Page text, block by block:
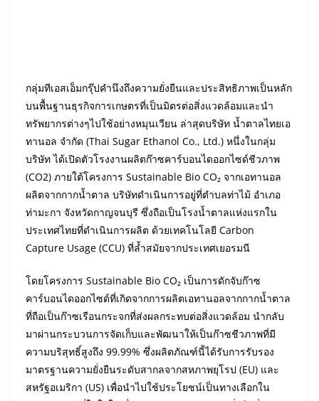
กลุ่มทีเอสเอ็มกรุ๊ปคำนึงถึงความยั่งยืนและประสิทธิภาพเป็นหลัก
บนพื้นฐานธุรกิจการเกษตรที่เป็นมิตรต่อสิ่งแวดล้อมและนำ
ทรัพยากรต่างๆไปใช้อย่างหมุนเวียน ล่าสุดบริษัท น้ำตาลไทยเอ
ทานอล จำกัด (Thai Sugar Ethanol Co., Ltd.) หนึ่งในกลุ่ม
บริษัท ได้เปิดตัวโรงงานผลิตก๊าซคาร์บอนไดออกไซด์ชีวภาพ
(CO2) ภายใต้โครงการ Sustainable Bio CO₂ จากเอทานอล
ผลิตจากกากน้ำตาล บริษัทดำเนินการอยู่ที่ตำบลท่าไม้ อำเภอ
ท่ามะกา จังหวัดกาญจนบุรี ซึ่งถือเป็นโรงน้ำตาลแห่งแรกใน
ประเทศไทยที่ดำเนินการผลิต ด้วยเทคโนโลยี Carbon
Capture Usage (CCU) ที่ล้ำสมัยจากประเทศเยอรมนี
โดยโครงการ Sustainable Bio CO₂ เป็นการดักจับก๊าซ
คาร์บอนไดออกไซด์ที่เกิดจากการผลิตเอทานอลจากกากน้ำตาล
ที่ถือเป็นก๊าซเรือนกระจกที่ส่งผลกระทบต่อสิ่งแวดล้อม นำกลับ
มาผ่านกระบวนการจัดเก็บและพัฒนาให้เป็นก๊าซชีวภาพที่มี
ความบริสุทธิ์สูงถึง 99.99% ซึ่งผลิตภัณฑ์นี้ได้รับการรับรอง
มาตรฐานความยั่งยืนระดับสากลจากสหภาพยุโรป (EU) และ
สหรัฐอเมริกา (US) เพื่อนำไปใช้ประโยชน์เป็นทางเลือกใน